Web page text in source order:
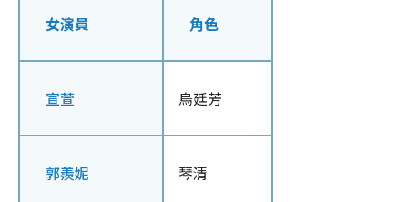
女演員 角色
宣萱 烏廷芳
郭羨妮 琴清